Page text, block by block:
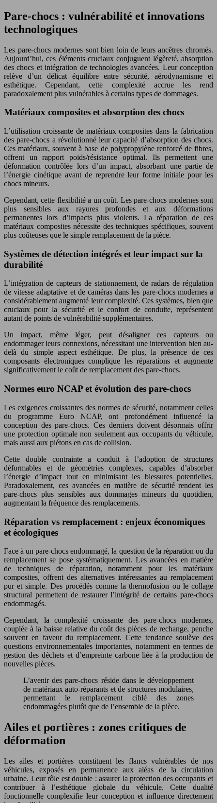
Pare-chocs : vulnérabilité et innovations
technologiques
Les pare-chocs modernes sont bien loin de leurs ancêtres chromés.
Aujourd’hui, ces éléments cruciaux conjuguent légèreté, absorption
des chocs et intégration de technologies avancées. Leur conception
relève d’un délicat équilibre entre sécurité, aérodynamisme et
esthétique. Cependant, cette complexité accrue les rend
paradoxalement plus vulnérables à certains types de dommages.
Matériaux composites et absorption des chocs
L’utilisation croissante de matériaux composites dans la fabrication
des pare-chocs a révolutionné leur capacité d’absorption des chocs.
Ces matériaux, souvent à base de polypropylène renforcé de fibres,
offrent un rapport poids/résistance optimal. Ils permettent une
déformation contrôlée lors d’un impact, absorbant une partie de
l’énergie cinétique avant de reprendre leur forme initiale pour les
chocs mineurs.
Cependant, cette flexibilité a un coût. Les pare-chocs modernes sont
plus sensibles aux rayures profondes et aux déformations
permanentes lors d’impacts plus violents. La réparation de ces
matériaux composites nécessite des techniques spécifiques, souvent
plus coûteuses que le simple remplacement de la pièce.
Systèmes de détection intégrés et leur impact sur la
durabilité
L’intégration de capteurs de stationnement, de radars de régulation
de vitesse adaptative et de caméras dans les pare-chocs modernes a
considérablement augmenté leur complexité. Ces systèmes, bien que
cruciaux pour la sécurité et le confort de conduite, représentent
autant de points de vulnérabilité supplémentaires.
Un impact, même léger, peut désaligner ces capteurs ou
endommager leurs connexions, nécessitant une intervention bien au-
delà du simple aspect esthétique. De plus, la présence de ces
composants électroniques complique les réparations et augmente
significativement le coût de remplacement des pare-chocs.
Normes euro NCAP et évolution des pare-chocs
Les exigences croissantes des normes de sécurité, notamment celles
du programme Euro NCAP, ont profondément influencé la
conception des pare-chocs. Ces derniers doivent désormais offrir
une protection optimale non seulement aux occupants du véhicule,
mais aussi aux piétons en cas de collision.
Cette double contrainte a conduit à l’adoption de structures
déformables et de géométries complexes, capables d’absorber
l’énergie d’impact tout en minimisant les blessures potentielles.
Paradoxalement, ces avancées en matière de sécurité rendent les
pare-chocs plus sensibles aux dommages mineurs du quotidien,
augmentant la fréquence des remplacements.
Réparation vs remplacement : enjeux économiques
et écologiques
Face à un pare-chocs endommagé, la question de la réparation ou du
remplacement se pose systématiquement. Les avancées en matière
de techniques de réparation, notamment pour les matériaux
composites, offrent des alternatives intéressantes au remplacement
pur et simple. Des procédés comme la thermofusion ou le collage
structural permettent de restaurer l’intégrité de certains pare-chocs
endommagés.
Cependant, la complexité croissante des pare-chocs modernes,
couplée à la baisse relative du coût des pièces de rechange, penche
souvent en faveur du remplacement. Cette tendance soulève des
questions environnementales importantes, notamment en termes de
gestion des déchets et d’empreinte carbone liée à la production de
nouvelles pièces.
L’avenir des pare-chocs réside dans le développement
de matériaux auto-réparants et de structures modulaires,
permettant le remplacement ciblé des zones
endommagées plutôt que de l’ensemble de la pièce.
Ailes et portières : zones critiques de
déformation
Les ailes et portières constituent les flancs vulnérables de nos
véhicules, exposés en permanence aux aléas de la circulation
urbaine. Leur rôle est double : assurer la protection des occupants et
contribuer à l’esthétique globale du véhicule. Cette dualité
fonctionnelle complexifie leur conception et influence directement